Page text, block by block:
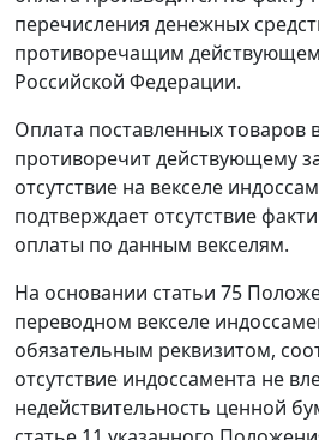
перечисления денежных
противоречащим
Российской Федерации.
Оплата поставленных товаров
противоречит действующему
отсутствие на векселе
подтверждает отсутствие
оплаты по данным векселям.
На основании статьи 75
переводном векселе
обязательным реквизитом,
отсутствие индоссамента не
недействительность ценной